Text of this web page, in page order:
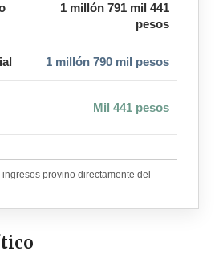
1 millón 791 mil 441
pesos
1 millón 790 mil pesos
Mil 441 pesos
provino directamente del